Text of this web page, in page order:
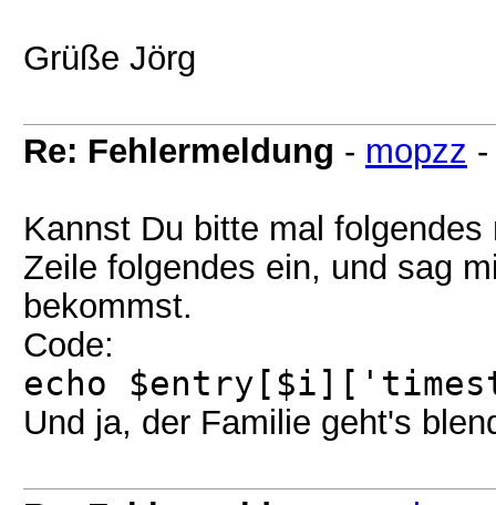
Grüße Jörg
Re: Fehlermeldung - mopzz
Kannst Du bitte mal
Zeile folgendes ein, und sag
bekommst.
Code:
echo
Und ja, der Familie geht's